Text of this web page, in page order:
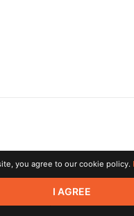
Limited. All rights
their respective owners.
you agree to our cookie policy.
I AGREE